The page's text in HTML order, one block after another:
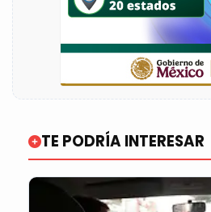
TE PODRÍA INTERESAR